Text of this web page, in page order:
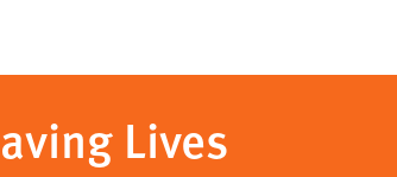
Lives